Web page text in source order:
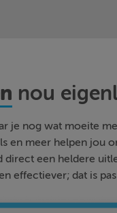
nou
je nog wat moeite
en meer helpen jou
een heldere
effectiever; dat is